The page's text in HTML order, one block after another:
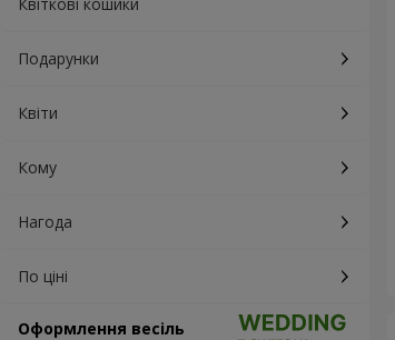
Подарунки
Квіти
Кому
Нагода
По ціні
Оформлення весіль